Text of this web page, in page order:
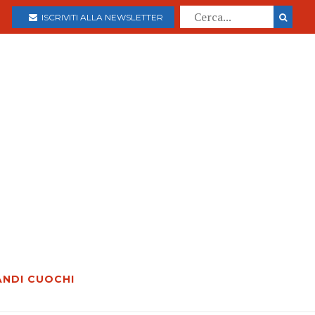
ISCRIVITI ALLA NEWSLETTER
CUOCHI